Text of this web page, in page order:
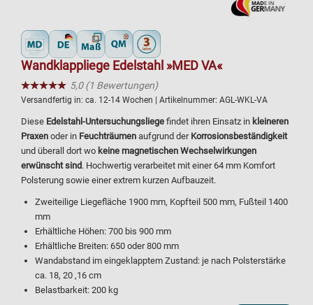
Wandklappliege Edelstahl »MED VA«
★★★★★
☆☆☆☆☆ 5,0 (1 Bewertungen)
Versandfertig in: ca. 12-14 Wochen | Artikelnummer: AGL-WKL-VA
Diese Edelstahl-Untersuchungsliege findet ihren Einsatz in kleineren
Praxen oder in Feuchträumen aufgrund der Korrosionsbeständigkeit
und überall dort wo keine magnetischen Wechselwirkungen
erwünscht sind. Hochwertig verarbeitet mit einer 64 mm Komfort
Polsterung sowie einer extrem kurzen Aufbauzeit.
Zweiteilige Liegefläche 1900 mm, Kopfteil 500 mm, Fußteil 1400
mm
Erhältliche Höhen: 700 bis 900 mm
Erhältliche Breiten: 650 oder 800 mm
Wandabstand im eingeklapptem Zustand: je nach Polsterstärke
ca. 18, 20 ,16 cm
Belastbarkeit: 200 kg